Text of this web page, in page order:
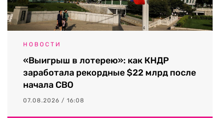
НОВОСТИ
«Выигрыш в лотерею»: как КНДР
заработала рекордные $22 млрд после
начала СВО
07.08.2026 / 16:08